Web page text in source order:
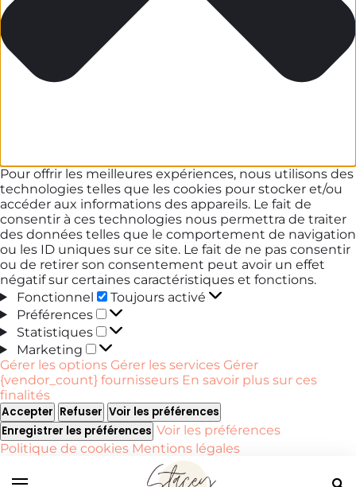
Pour offrir les meilleures expériences, nous utilisons des
technologies telles que les cookies pour stocker et/ou
accéder aux informations des appareils. Le fait de
consentir à ces technologies nous permettra de traiter
des données telles que le comportement de navigation
ou les ID uniques sur ce site. Le fait de ne pas consentir
ou de retirer son consentement peut avoir un effet
négatif sur certaines caractéristiques et fonctions.
Fonctionnel
Fonctionnel
Toujours activé
Préférences
Préférences
Statistiques
Statistiques
Marketing
Marketing
Gérer les options Gérer les services Gérer
{vendor_count} fournisseurs En savoir plus sur ces
finalités
Accepter Refuser Voir les préférences
Enregistrer les préférences Voir les préférences
Politique de cookies Mentions légales